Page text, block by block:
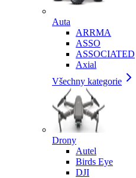
Auta
ARRMA
ASSO
ASSOCIATED
Axial
Všechny kategorie
Drony
Autel
Birds Eye
DJI